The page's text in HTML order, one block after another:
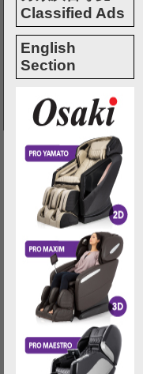
Classified Ads
English
Section